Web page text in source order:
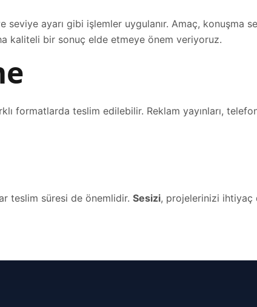
seviye ayarı gibi işlemler uygulanır. Amaç, konuşma
kaliteli bir sonuç elde etmeye önem veriyoruz.
formatlarda teslim edilebilir. Reklam yayınları,
teslim süresi de önemlidir. Sesizi, projelerinizi ihtiyaç